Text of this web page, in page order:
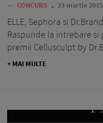
— CONCURS 23 martie 2015
ELLE, Sephora si
Raspunde la intrebare
premii Cellusculpt by
+ MAI MULTE